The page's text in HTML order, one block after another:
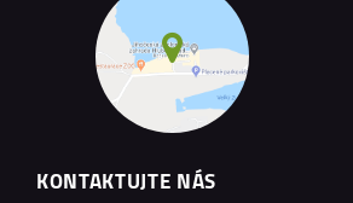
KONTAKTUJTE NÁS